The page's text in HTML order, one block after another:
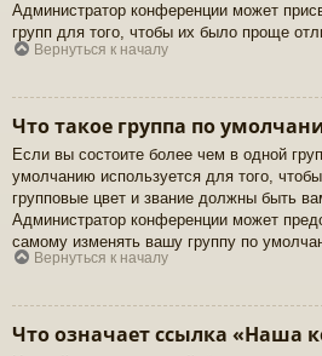
Администратор конференции может
групп для того, чтобы их было проще
Вернуться к началу
Что такое группа по
Если вы состоите более чем в одной
умолчанию используется для того,
групповые цвет и звание должны быть
Администратор конференции может
самому изменять вашу группу по
Вернуться к началу
Что означает ссылка «Наша